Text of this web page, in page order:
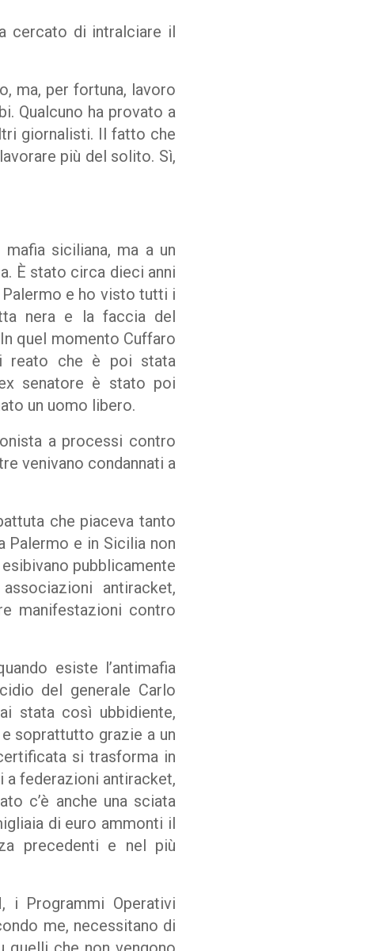
cercato di intralciare il
ma, per fortuna, lavoro
Qualcuno ha provato a
giornalisti. Il fatto che
più del solito. Sì,
siciliana, ma a un
È stato circa dieci anni
e ho visto tutti i
nera e la faccia del
quel momento Cuffaro
reato che è poi stata
senatore è stato poi
un uomo libero.
a processi contro
venivano condannati a
che piaceva tanto
Palermo e in Sicilia non
pubblicamente
antiracket,
manifestazioni contro
esiste l’antimafia
del generale Carlo
stata così ubbidiente,
soprattutto grazie a un
si trasforma in
federazioni antiracket,
c’è anche una sciata
di euro ammonti il
precedenti e nel più
i Programmi Operativi
me, necessitano di